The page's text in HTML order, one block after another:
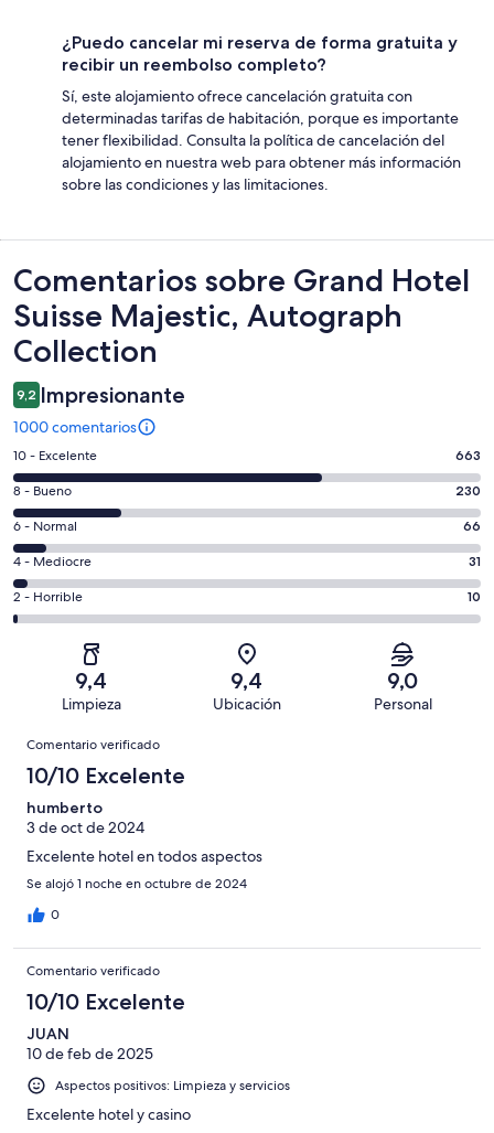
¿Puedo cancelar mi reserva de forma gratuita y
recibir un reembolso completo?
Sí, este alojamiento ofrece cancelación gratuita con
determinadas tarifas de habitación, porque es importante
tener flexibilidad. Consulta la política de cancelación del
alojamiento en nuestra web para obtener más información
sobre las condiciones y las limitaciones.
Comentarios
Comentarios sobre Grand Hotel
Suisse Majestic, Autograph
Collection
9,2 Impresionante
1000 comentarios
663
comentarios
de
un
total
de
1000
con
puntuación
10 - Excelente 663
230
comentarios
de
un
total
de
puntuación
8 - Bueno 230
66
comentarios
de
un
total
puntuación
Normal
6 - Normal 66
31
comentarios
de
una
puntuación
Mediocre
4 - Mediocre 31
10
comentarios
1000
una
puntuación
de
2 - Horrible 10
9,4
Limpieza
9,4
Ubicación
9,0
Personal
Comentarios
Comentario verificado
10/10 Excelente
humberto
3 de oct de 2024
Excelente hotel en todos aspectos
Se alojó 1 noche en octubre de 2024
0
Comentario verificado
10/10 Excelente
JUAN
10 de feb de 2025
Aspectos positivos: Limpieza y servicios
Excelente hotel y casino